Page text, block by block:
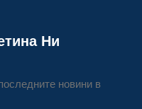
Ни
новини в